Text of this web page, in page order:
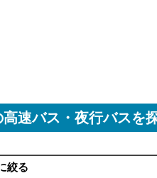
速バス・夜行バスを
絞る